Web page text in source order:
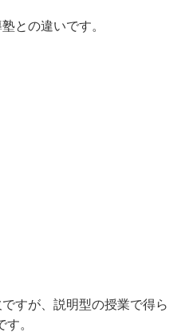
との違いです。
すが、説明型の授業で得ら
。